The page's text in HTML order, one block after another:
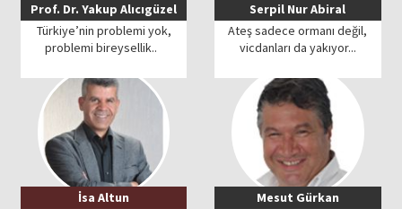
Prof. Dr. Yakup Alıcıgüzel
Türkiye’nin problemi yok,
problemi bireysellik..
Serpil Nur Abiral
Ateş sadece ormanı değil,
vicdanları da yakıyor...
İsa Altun
Mesut Gürkan